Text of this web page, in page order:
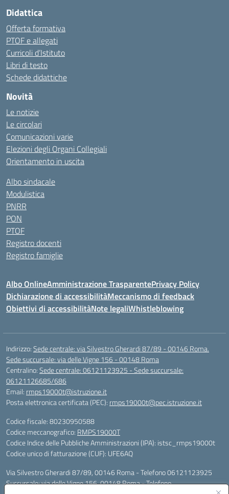
Didattica
Offerta formativa
PTOF e allegati
Curricoli d’Istituto
Libri di testo
Schede didattiche
Novità
Le notizie
Le circolari
Comunicazioni varie
Elezioni degli Organi Collegiali
Orientamento in uscita
Albo sindacale
Modulistica
PNRR
PON
PTOF
Registro docenti
Registro famiglie
Albo OnlineAmministrazione TrasparentePrivacy Policy
Dichiarazione di accessibilitàMeccanismo di feedback
Obiettivi di accessibilitàNote legaliWhistleblowing
Indirizzo:Sede centrale: via Silvestro Gherardi 87/89 - 00146 Roma.
Sede succursale: via delle Vigne 156 - 00148 Roma
Centralino:Sede centrale: 06121123925 - Sede succursale:
06121126685/686
Email: rmps19000t@istruzione.it
Posta elettronica certificata (PEC): rmps19000t@pec.istruzione.it
Codice fiscale: 80230950588
Codice meccanografico: RMPS19000T
Codice Indice delle Pubbliche Amministrazioni (IPA): istsc_rmps19000t
Codice unico di fatturazione (CUF): UFE6AQ
Via Silvestro Gherardi 87/89, 00146 Roma - Telefono 06121123925
Succursale: via delle Vigne 156, 00148 Roma - Telefono